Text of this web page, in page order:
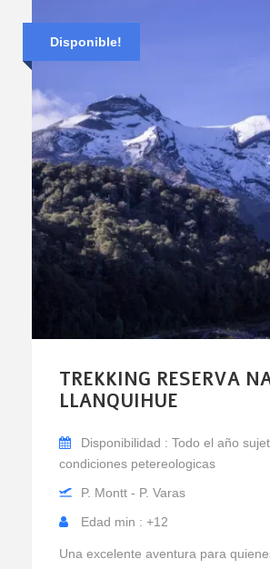
Disponible!
TREKKING RESERVA
LLANQUIHUE
Disponibilidad : Todo el año
condiciones petereologicas
P. Montt - P. Varas
Edad min : +12
Una excelente aventura para